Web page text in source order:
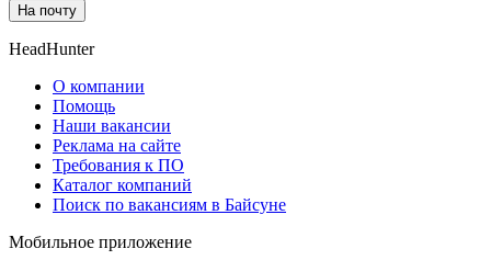
На почту
HeadHunter
О компании
Помощь
Наши вакансии
Реклама на сайте
Требования к ПО
Каталог компаний
Поиск по вакансиям в Байсуне
Мобильное приложение